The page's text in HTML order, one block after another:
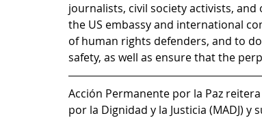
journalists, civil society activists,
the US embassy and international
of human rights defenders, and to
safety, as well as ensure that the
Acción Permanente por la Paz
por la Dignidad y la Justicia (MADJ)